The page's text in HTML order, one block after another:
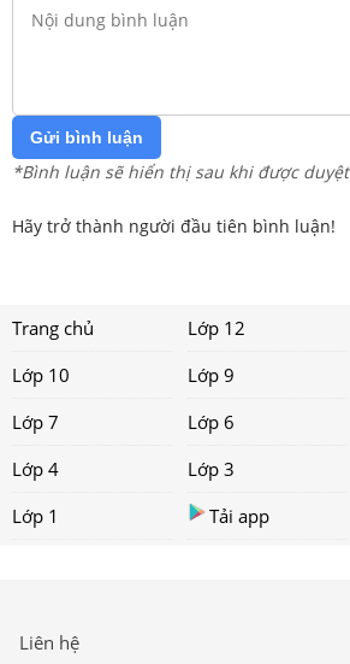
Gửi bình luận
*Bình luận sẽ hiển thị sau khi được duyệt
Hãy trở thành người đầu tiên bình luận!
Trang chủ Lớp 12
Lớp 10
Lớp 9
Lớp 7
Lớp 6
Lớp 4
Lớp 3
Lớp 1
Tải app
Liên hệ